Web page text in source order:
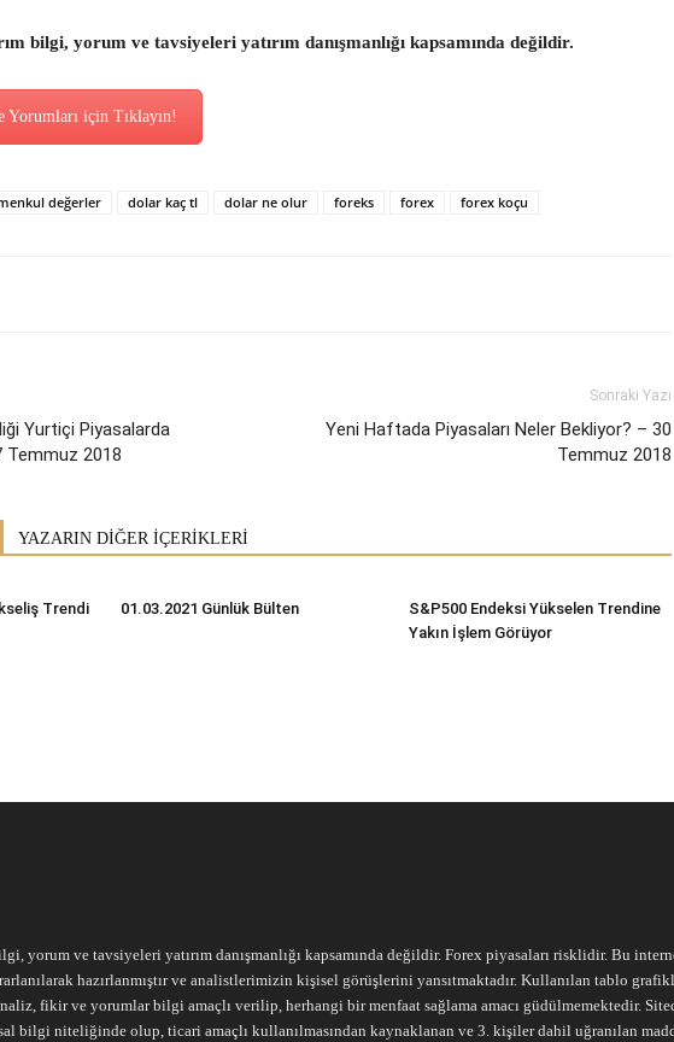
bilgi, yorum ve tavsiyeleri yatırım danışmanlığı kapsamında değildir.
Yorumları için Tıklayın!
değerler dolar kaç tl dolar ne olur foreks forex forex koçu
Yurtiçi Piyasalarda
Temmuz 2018
Sonraki Yazı
Yeni Haftada Piyasaları Neler Bekliyor? – 30
Temmuz 2018
YAZARIN DİĞER İÇERİKLERİ
Trendi
01.03.2021 Günlük Bülten
S&P500 Endeksi Yükselen Trendine
Yakın İşlem Görüyor
yorum ve tavsiyeleri yatırım danışmanlığı kapsamında değildir. Forex piyasaları risklidir. Bu
hazırlanmıştır ve analistlerimizin kişisel görüşlerini yansıtmaktadır. Kullanılan tablo
fikir ve yorumlar bilgi amaçlı verilip, herhangi bir menfaat sağlama amacı güdülmemektedir.
bilgi niteliğinde olup, ticari amaçlı kullanılmasından kaynaklanan ve 3. kişiler dahil uğranılan